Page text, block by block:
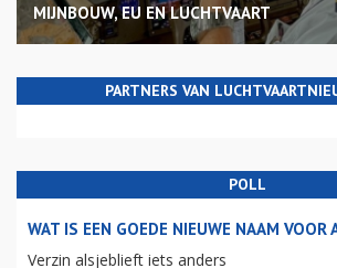
MIJNBOUW, EU EN LUCHTVAART
PARTNERS VAN
POLL
WAT IS EEN GOEDE NIEUWE NAAM VOOR
Verzin alsjeblieft iets anders